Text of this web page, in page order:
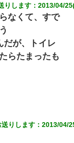
った。旦那「やっぱ
なの？」長女・次
と絡まれ腹を殴る
果ｗｗｗｗｗｗｗ
りします ：2013/04/
なくて、すで
だが、トイレ
らたまったも
りします ：2013/04/